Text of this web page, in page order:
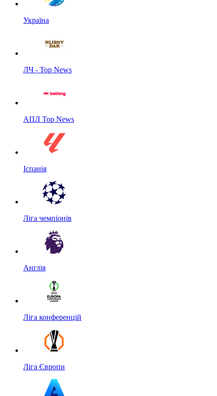
Україна
ЛЧ - Top News
АПЛ Top News
Іспанія
Ліга чемпіонів
Англія
Ліга конференцій
Ліга Європи